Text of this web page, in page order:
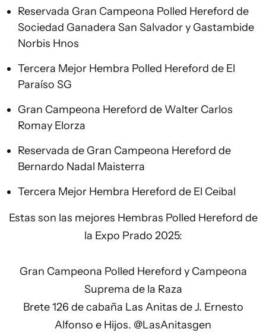
Reservada Gran Campeona Polled Hereford de
Sociedad Ganadera San Salvador y Gastambide
Norbis Hnos
Tercera Mejor Hembra Polled Hereford de El
Paraíso SG
Gran Campeona Hereford de Walter Carlos
Romay Elorza
Reservada de Gran Campeona Hereford de
Bernardo Nadal Maisterra
Tercera Mejor Hembra Hereford de El Ceibal
Estas son las mejores Hembras Polled Hereford de
la Expo Prado 2025:
Gran Campeona Polled Hereford y Campeona
Suprema de la Raza
Brete 126 de cabaña Las Anitas de J. Ernesto
Alfonso e Hijos. @LasAnitasgen